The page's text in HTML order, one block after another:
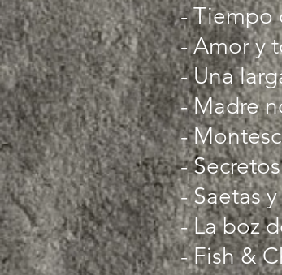
- Tiempo
- Amor y
- Una
- Madre
-
-
- Saetas
- La boz
- Fish &